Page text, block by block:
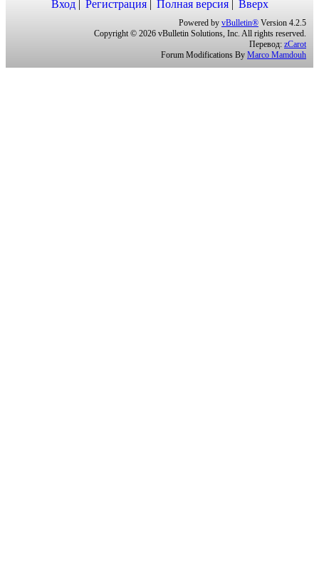
Вход Регистрация Полная версия Вверх
Powered by vBulletin® Version 4.2.5
Copyright © 2026 vBulletin Solutions, Inc. All rights reserved.
Перевод: zCarot
Forum Modifications By Marco Mamdouh